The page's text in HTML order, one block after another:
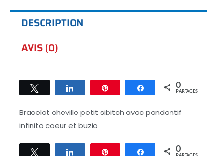
DESCRIPTION
AVIS (0)
Tweetez Partagez Partagez 0
PARTAGES
Bracelet cheville petit sibitch avec pendentif
infinito coeur et buzio
Tweetez Partagez Partagez 0